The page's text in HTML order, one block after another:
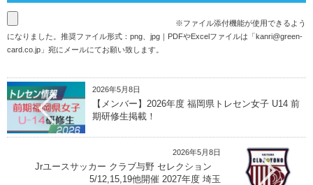
※ファイル添付機能が使用できるよう
になりました。推奨ファイル形式：png、jpg｜PDFやExcelファイルは「kanri@green-
card.co.jp 」宛にメールにてお願い致します。
2026年5月8日
【メンバー】2026年度 福岡県トレセン女子 U14 前
期研修生掲載！
2026年5月8日
Jrユースサッカー クラブ与野 セレクション
5/12,15,19他開催 2027年度 埼玉